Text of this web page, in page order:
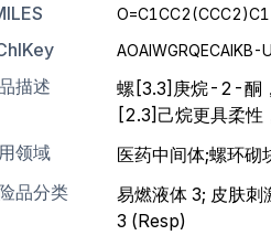
O=C1CC2(CCC2)C1
AOAIWGRQECAIKB-
描述
螺[3.3]庚烷-2-酮
[2.3]己烷更具柔性
领域
医药中间体;螺环砌
品分类
易燃液体 3; 皮肤
3 (Resp)